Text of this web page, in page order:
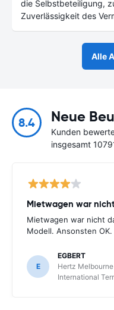
die Selbstbeteiligung,
Zuverlässigkeit des
Alle
8.4 Neue
Kunden
insgesamt
Mietwagen war
Mietwagen war nicht
Modell. Ansonsten OK.
E
EGBERT
Hertz
International